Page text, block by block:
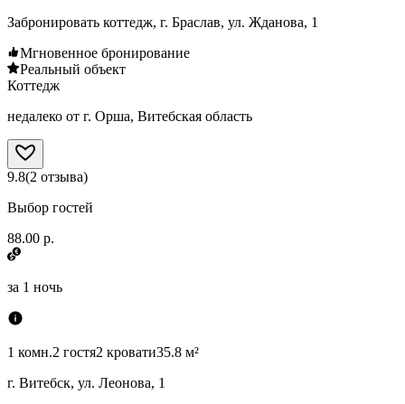
Забронировать коттедж, г. Браслав, ул. Жданова, 1
Мгновенное бронирование
Реальный объект
Коттедж
недалеко от г. Орша, Витебская область
9.8(2 отзыва)
Выбор гостей
88.00 р.
за 1 ночь
1 комн.2 гостя2 кровати35.8 м²
г. Витебск, ул. Леонова, 1